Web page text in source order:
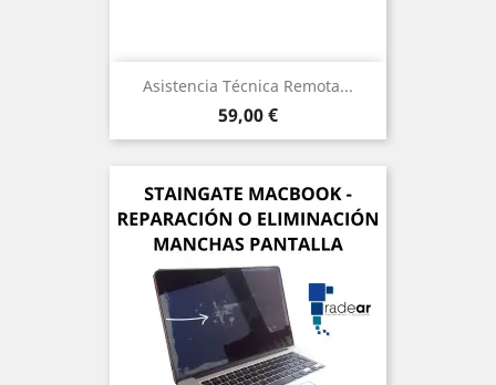
Asistencia Técnica Remota...
Precio
59,00 €